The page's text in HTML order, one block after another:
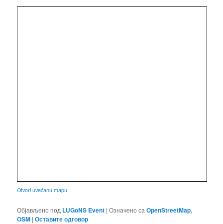
Otvori uvećanu mapu
Објављено под LUGoNS Event |Означено са OpenStreetMap,
OSM |Оставите одговор